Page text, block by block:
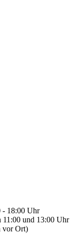
- 18:00 Uhr
11:00 und 13:00 Uhr
vor Ort)